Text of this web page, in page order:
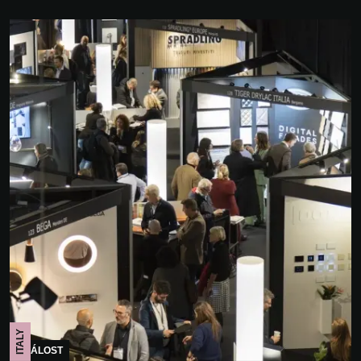
UDÁLOST
ITALY